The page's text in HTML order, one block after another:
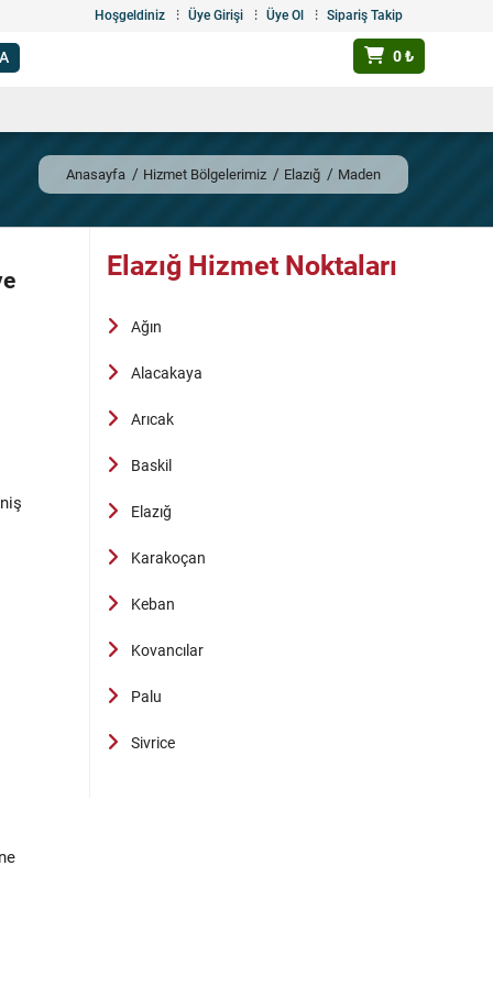
Hoşgeldiniz Üye Girişi Üye Ol Sipariş Takip
0 ₺
Anasayfa Hizmet Bölgelerimiz Elazığ Maden
Elazığ Hizmet Noktaları
Ağın
Alacakaya
Arıcak
Baskil
Elazığ
Karakoçan
Keban
Kovancılar
Palu
Sivrice